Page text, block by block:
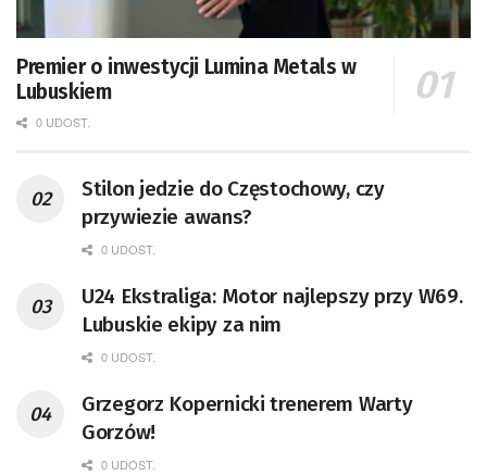
Premier o inwestycji Lumina Metals w
Lubuskiem
0 UDOST.
Stilon jedzie do Częstochowy, czy
przywiezie awans?
0 UDOST.
U24 Ekstraliga: Motor najlepszy przy W69.
Lubuskie ekipy za nim
0 UDOST.
Grzegorz Kopernicki trenerem Warty
Gorzów!
0 UDOST.